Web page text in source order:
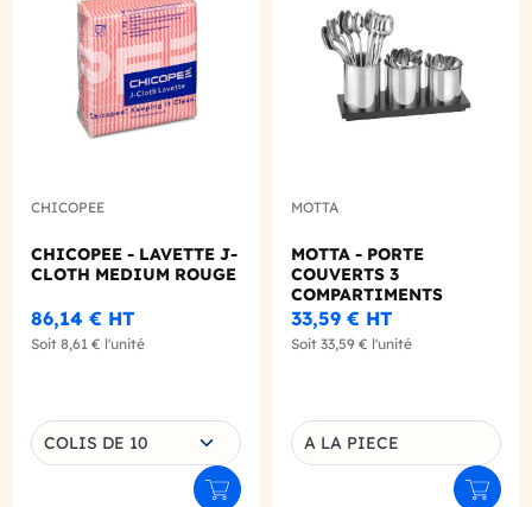
CHICOPEE
CHICOPEE - LAVETTE J-
CLOTH MEDIUM ROUGE
86,14 € HT
Soit 8,61 € l'unité
Choisissez une déclinaison
COLIS DE 10
Ajouter au panier
MOTTA
MOTTA - PORTE
COUVERTS 3
COMPARTIMENTS
33,59 € HT
Soit 33,59 € l'unité
Déclinaison du produit
A LA PIECE